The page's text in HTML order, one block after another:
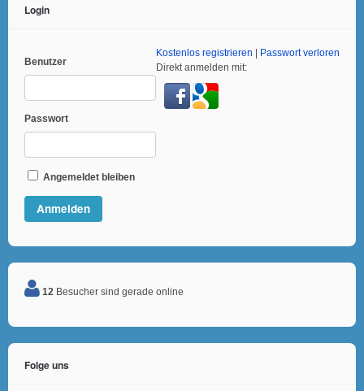
Login
Benutzer
Passwort
Angemeldet bleiben
Kostenlos registrieren | Passwort verloren
Direkt anmelden mit:
12 Besucher sind gerade online
Folge uns